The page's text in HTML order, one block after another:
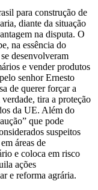
para construção de
diante da situação
na disputa. O
na essência do
desenvolveram
e vender produtos
senhor Ernesto
de querer forçar a
tira a proteção
da UE. Além do
que pode
suspeitos
áreas de
e coloca em risco
ações
e reforma agrária.